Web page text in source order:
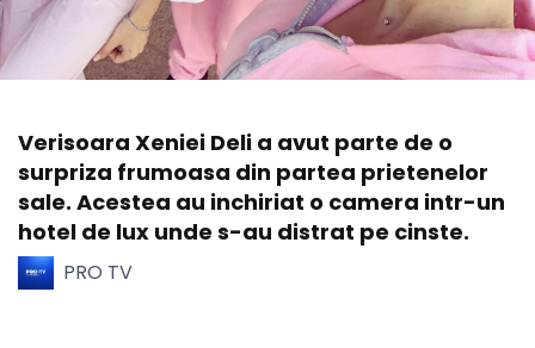
Verisoara Xeniei Deli a avut parte de o
surpriza frumoasa din partea prietenelor
sale. Acestea au inchiriat o camera intr-un
hotel de lux unde s-au distrat pe cinste.
PRO TV